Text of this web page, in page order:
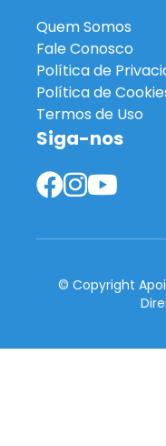
Quem Somos
Fale Conosco
Política de
Política de
Termos de Uso
Siga-nos
© Copyright